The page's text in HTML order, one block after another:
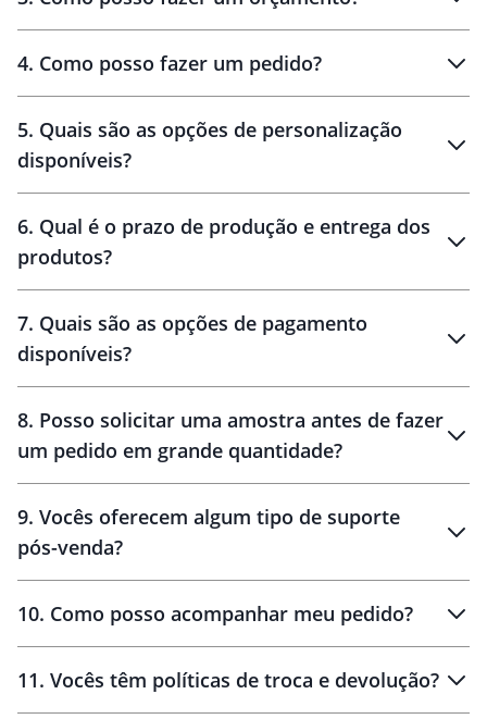
personalizados
brinde
personalização
4. Como posso fazer um pedido?
amostra virtual
5. Quais são as opções de personalização
disponíveis?
6. Qual é o prazo de produção e entrega dos
produtos?
10 dias
brinde
48 horas
7. Quais são as opções de pagamento
disponíveis?
8. Posso solicitar uma amostra antes de fazer
um pedido em grande quantidade?
amostras
9. Vocês oferecem algum tipo de suporte
pós-venda?
10. Como posso acompanhar meu pedido?
11. Vocês têm políticas de troca e devolução?